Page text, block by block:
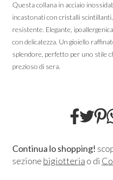
Questa collana in acciaio
incastonati con cristalli
resistente. Elegante,
con delicatezza. Un gioiello
splendore, perfetto per uno stile
prezioso di sera.
Continua lo shopping!
sezione bigiotteria o di